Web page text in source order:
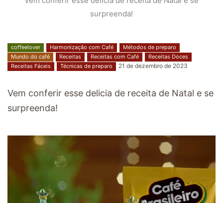
surpreenda!
coffeelover Harmonização com Café
Métodos de preparo
Mundo do café
Receitas Receitas com Café
Receitas Doces
Receitas Fáceis
Técnicas de preparo 21 de dezembro de 2023
Vem conferir esse delicia de receita de Natal e se
surpreenda!